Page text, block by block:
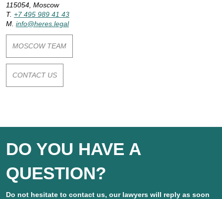
y
u
s
s
115054, Moscow
T. +7 495 989 41 43
M. info@heres.legal
MOSCOW TEAM
CONTACT US
DO YOU HAVE A
QUESTION?
Do not hesitate to contact us, our lawyers will reply as soon